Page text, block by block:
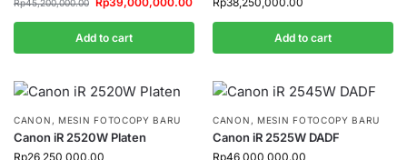
Rp45,200,000.00
Add to cart Add to cart
CANON , MESIN FOTOCOPY BARU
Canon iR 2520W Platen
Rp26,250,000.00
CANON , MESIN FOTOCOPY BARU
Canon iR 2525W DADF
Rp46,000,000.00